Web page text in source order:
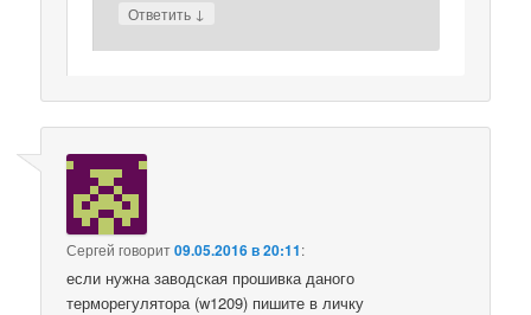
Ответить ↓
Сергей говорит09.05.2016 в 20:11:
если нужна заводская прошивка даного
терморегулятора (w1209) пишите в личку